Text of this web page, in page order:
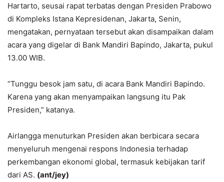
Hartarto, seusai rapat terbatas dengan Presiden Prabowo
di Kompleks Istana Kepresidenan, Jakarta, Senin,
mengatakan, pernyataan tersebut akan disampaikan dalam
acara yang digelar di Bank Mandiri Bapindo, Jakarta, pukul
13.00 WIB.
“Tunggu besok jam satu, di acara Bank Mandiri Bapindo.
Karena yang akan menyampaikan langsung itu Pak
Presiden,” katanya.
Airlangga menuturkan Presiden akan berbicara secara
menyeluruh mengenai respons Indonesia terhadap
perkembangan ekonomi global, termasuk kebijakan tarif
dari AS. (ant/jey)